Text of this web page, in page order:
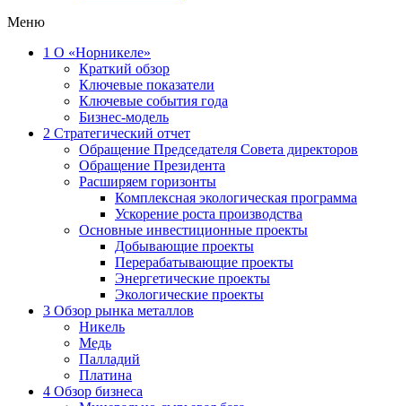
Меню
1 О «Норникеле»
Краткий обзор
Ключевые показатели
Ключевые события года
Бизнес-модель
2 Стратегический отчет
Обращение Председателя Совета директоров
Обращение Президента
Расширяем горизонты
Комплексная экологическая программа
Ускорение роста производства
Основные инвестиционные проекты
Добывающие проекты
Перерабатывающие проекты
Энергетические проекты
Экологические проекты
3 Обзор рынка металлов
Никель
Медь
Палладий
Платина
4 Обзор бизнеса